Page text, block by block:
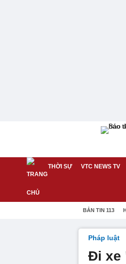
THỜI SỰ VTC NEWS TV
BẢN TIN 113
Pháp luật
Đi xe